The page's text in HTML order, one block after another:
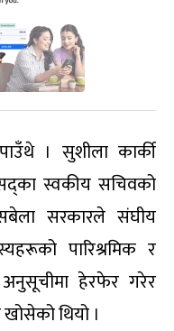
। सुशीला कार्की
स्वकीय सचिवको
सरकारले संघीय
पारिश्रमिक र
हेरफेर गरेर
थियो ।